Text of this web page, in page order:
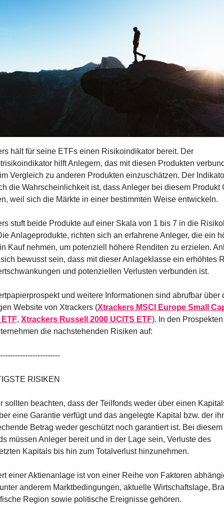
hält für seine ETFs einen Risikoindikator bereit. Der
hilft Anlegern, das mit diesen Produkten
Vergleich zu anderen Produkten einzuschätzen. Der
die Wahrscheinlichkeit ist, dass Anleger bei diesem Produkt
weil sich die Märkte in einer bestimmten Weise entwickeln.
stuft beide Produkte auf einer Skala von 1 bis 7 in die
Anlageprodukte, richten sich an erfahrene Anleger, die ein
Kauf nehmen, um potenziell höhere Renditen zu erzielen.
bewusst sein, dass mit dieser Anlageklasse ein erhöhtes
und potenziellen Verlusten verbunden ist.
und weitere Informationen sind abrufbar über
Website von Xtrackers (Xtrackers MSCI Europe Small
, Xtrackers Russell 2000 UCITS ETF). In den
die nachstehenden Risiken auf:
RISIKEN
sollten beachten, dass der Teilfonds weder über einen
eine Garantie verfügt und das angelegte Kapital bzw. der
Betrag weder geschützt noch garantiert ist. Bei diesem
müssen Anleger bereit und in der Lage sein, Verluste des
Kapitals bis hin zum Totalverlust hinzunehmen.
einer Aktienanlage ist von einer Reihe von Faktoren
anderem Marktbedingungen, aktuelle Wirtschaftslage,
Region sowie politische Ereignisse gehören.